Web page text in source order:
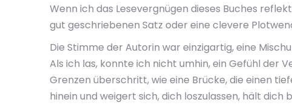
Wenn ich das Lesevergnügen dieses Buches
gut geschriebenen Satz oder eine clevere
Die Stimme der Autorin war einzigartig, eine
Als ich las, konnte ich nicht umhin, ein Gefühl der
Grenzen überschritt, wie eine Brücke, die einen
hinein und weigert sich, dich loszulassen, hält dich